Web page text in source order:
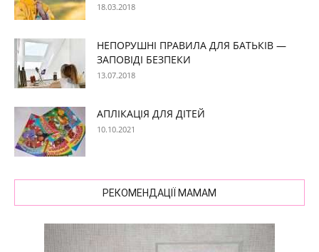
18.03.2018
НЕПОРУШНІ ПРАВИЛА ДЛЯ БАТЬКІВ —
ЗАПОВІДІ БЕЗПЕКИ
13.07.2018
АПЛІКАЦІЯ ДЛЯ ДІТЕЙ
10.10.2021
РЕКОМЕНДАЦІЇ МАМАМ